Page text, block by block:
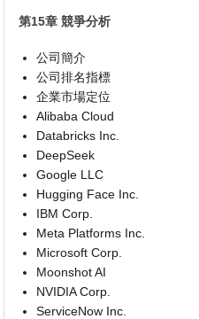
第15章 競爭分析
公司簡介
公司排名指標
企業市場定位
Alibaba Cloud
Databricks Inc.
DeepSeek
Google LLC
Hugging Face Inc.
IBM Corp.
Meta Platforms Inc.
Microsoft Corp.
Moonshot AI
NVIDIA Corp.
ServiceNow Inc.